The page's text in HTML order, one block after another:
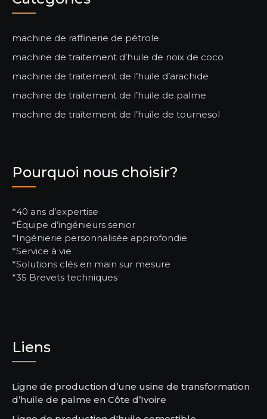
machine de raffinerie de pétrole
machine de traitement d’huile de noix de coco
machine de traitement de l’huile d’arachide
machine de traitement de l’huile de palme
machine de traitement de l’huile de tournesol
Pourquoi nous choisir?
*40 ans d’expertise
*Équipe d’ingénieurs senior
*Ingénierie personnalisée approfondie
*Service à vie
*Solutions clés en main sur mesure
*35 Brevets techniques
Liens
Ligne de production d’une usine de transformation
d’huile de palme en Côte d’Ivoire